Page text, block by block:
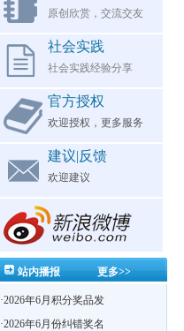
原创欣赏，交流交友
社会实践
社会实践经验分享
官方授权
欢迎授权，更多服务
建议|反馈
欢迎建议
更多>>
站内播报
·2026年6月积分奖品发
·2026年6月份纠错奖名